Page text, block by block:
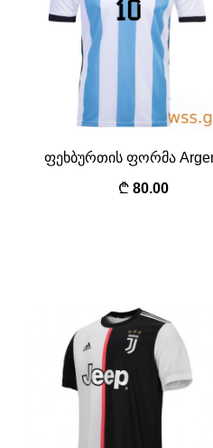
ფეხბურთის ფორმა
80.00